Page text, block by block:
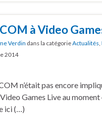
à Video
Verdin dans la catégorieActualités,
2014
n’était pas encore
Games Live au moment
ici (…)